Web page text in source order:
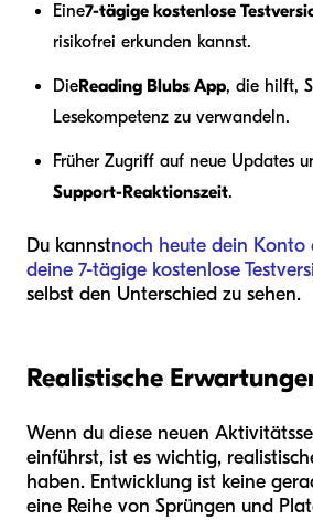
Eine7-tägige kostenlose
risikofrei erkunden kannst.
DieReading Blubs App, die hilft,
Lesekompetenz zu verwandeln.
Früher Zugriff auf neue Updates
Support-Reaktionszeit.
Du kannstnoch heute dein Konto
deine 7-tägige kostenlose
selbst den Unterschied zu sehen.
Realistische
Wenn du diese neuen
einführst, ist es wichtig,
haben. Entwicklung ist keine
eine Reihe von Sprüngen und